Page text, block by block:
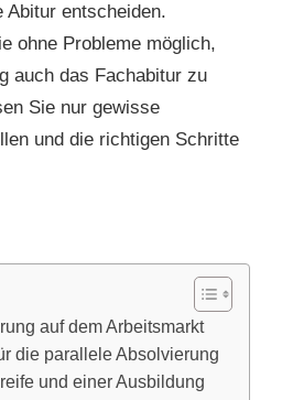
Abitur entscheiden.
ohne Probleme möglich,
auch das Fachabitur zu
Sie nur gewisse
und die richtigen Schritte
auf dem Arbeitsmarkt
die parallele Absolvierung
und einer Ausbildung